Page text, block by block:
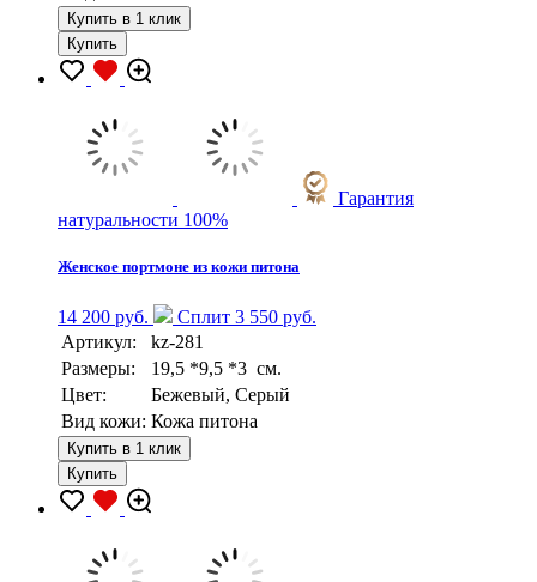
Купить в 1 клик
Купить
Гарантия
натуральности 100%
Женское портмоне из кожи питона
14 200 руб.
Сплит 3 550 руб.
Артикул:
kz-281
Размеры:
19,5 *9,5 *3 см.
Цвет:
Бежевый, Серый
Вид кожи: Кожа питона
Купить в 1 клик
Купить